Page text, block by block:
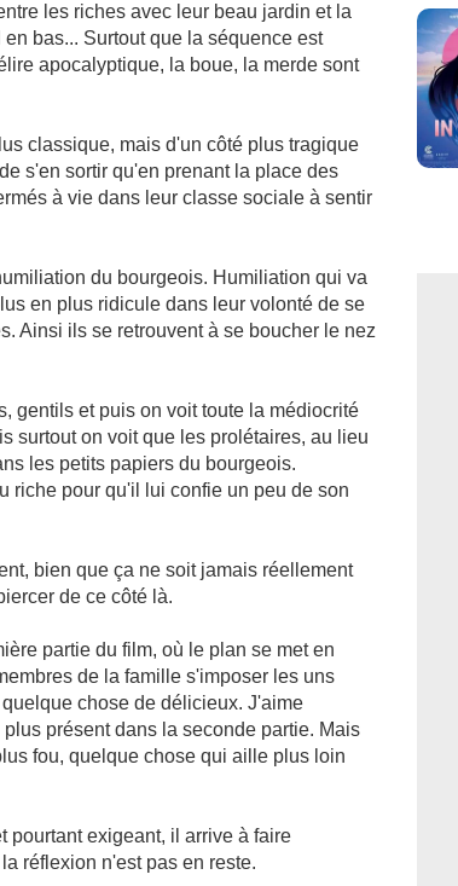
les riches avec leur beau jardin et la
bas... Surtout que la séquence est
apocalyptique, la boue, la merde sont
classique, mais d'un côté plus tragique
s'en sortir qu'en prenant la place des
à vie dans leur classe sociale à sentir
du bourgeois. Humiliation qui va
en plus ridicule dans leur volonté de se
Ainsi ils se retrouvent à se boucher le nez
gentils et puis on voit toute la médiocrité
surtout on voit que les prolétaires, au lieu
les petits papiers du bourgeois.
riche pour qu'il lui confie un peu de son
bien que ça ne soit jamais réellement
de ce côté là.
partie du film, où le plan se met en
de la famille s'imposer les uns
chose de délicieux. J'aime
présent dans la seconde partie. Mais
fou, quelque chose qui aille plus loin
pourtant exigeant, il arrive à faire
réflexion n'est pas en reste.